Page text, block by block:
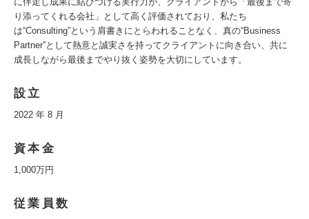
り添ってくれる会社」として高く評価されており、私たち
は“Consulting”という肩書きにとらわれることなく、真の“Business
Partner”として熱意と誠実さを持ってクライアントに向き合い、共に
成長しながら最後までやり抜く姿勢を大切にしています。
設立
2022 年 8 月
資本金
1,000万円
従業員数